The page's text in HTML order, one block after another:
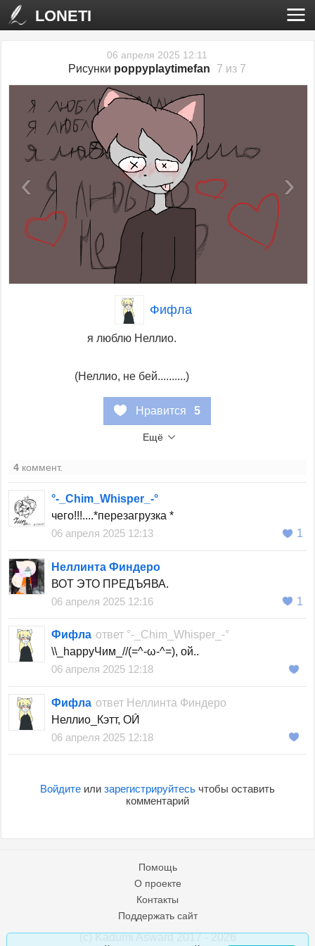
LONETI
06 апреля 2025 12:11
Рисунки poppyplaytimefan 7 из 7
‹ ›
Фифла
я люблю Неллио.
(Неллио, не бей..........)
Нравится 5
Ещё
4 коммент.
°-_Chim_Whisper_-°
чего!!!....*перезагрузка *
06 апреля 2025 12:13
1
Неллинта Финдеро
ВОТ ЭТО ПРЕДЪЯВА.
06 апреля 2025 12:16
1
Фифла ответ °-_Chim_Whisper_-°
\\_happyЧим_//(=^-ω-^=), ой..
06 апреля 2025 12:18
Фифла ответ Неллинта Финдеро
Неллио_Кэтт, ОЙ
06 апреля 2025 12:18
Войдитеили зарегистрируйтесьчтобы оставить
комментарий
(c) Kadumi Asward 2017 - 2026 :)
Помощь
О проекте
Контакты
Поддержать сайт